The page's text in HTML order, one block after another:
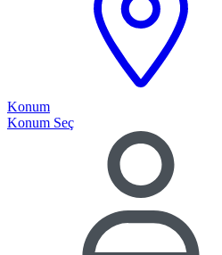
Konum
Konum Seç